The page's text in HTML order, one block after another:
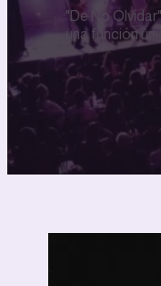
"De No
una función